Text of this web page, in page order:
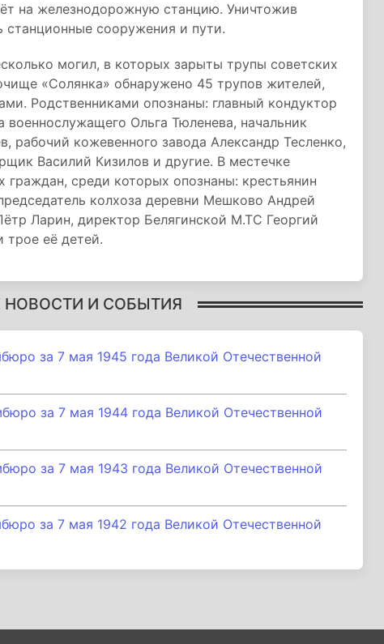
на железнодорожную станцию. Уничтожив
станционные сооружения и пути.
могил, в которых зарыты трупы советских
«Солянка» обнаружено 45 трупов жителей,
Родственниками опознаны: главный кондуктор
Ольга Тюленева, начальник
рабочий кожевенного завода Александр Тесленко,
Василий Кизилов и другие. В местечке
среди которых опознаны: крестьянин
колхоза деревни Мешково Андрей
Ларин, директор Белягинской М.ТС Георгий
трое её детей.
НОВОСТИ И СОБЫТИЯ
за 7 мая 1945 года Великой Отечественной
за 7 мая 1944 года Великой Отечественной
за 7 мая 1943 года Великой Отечественной
за 7 мая 1942 года Великой Отечественной